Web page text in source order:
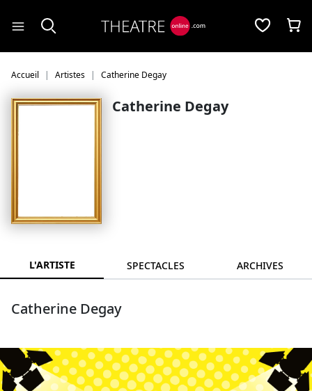
Accueil Artistes Catherine Degay
Catherine Degay
L'ARTISTE SPECTACLES ARCHIVES
Catherine Degay